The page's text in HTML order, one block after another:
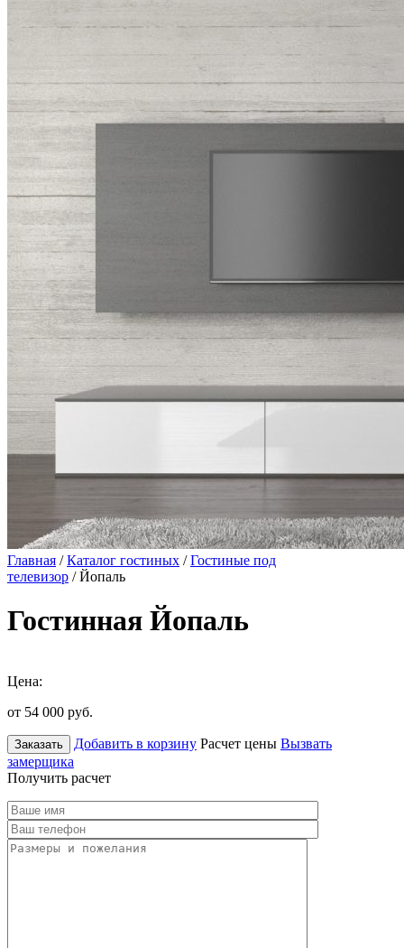
Главная /Каталог гостиных /Гостиные под
телевизор / Йопаль
Гостинная Йопаль
Цена:
от 54 000 руб.
Заказать Добавить в корзину Расчет цены Вызвать
замерщика
Получить расчет